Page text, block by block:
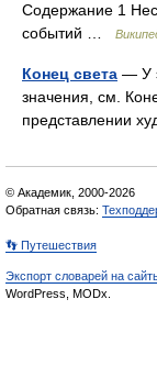
Содержание 1
событий …
Конец света — У
значения, см.
представлении
© Академик, 2000-2026
Обратная связь:
👣 Путешествия
Экспорт словарей на
WordPress, MODx.